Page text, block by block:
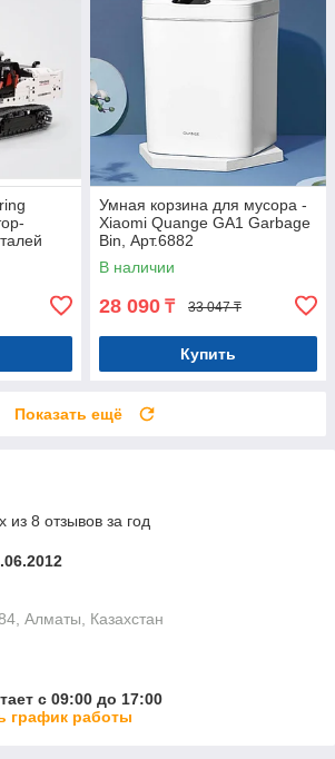
Умная корзина для мусора -
Xiaomi Quange GA1 Garbage
Bin, Арт.6882
В наличии
28 090 ₸ 33 047 ₸
Купить
Показать ещё
8 отзывов за год
Алматы, Казахстан
с 09:00 до 17:00
график работы